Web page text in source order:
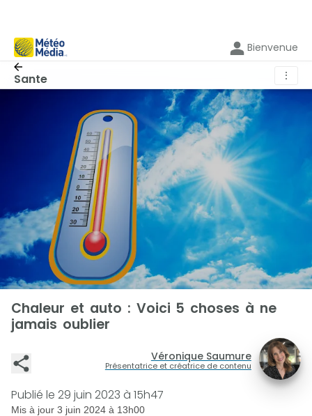
Bienvenue
Sante ⋮
Chaleur et auto : Voici 5 choses à ne
jamais oublier
Véronique Saumure
Présentatrice et créatrice de contenu
Publié le 29 juin 2023 à 15h47
Mis à jour 3 juin 2024 à 13h00